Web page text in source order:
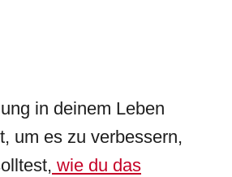
in deinem Leben
um es zu verbessern,
wie du das